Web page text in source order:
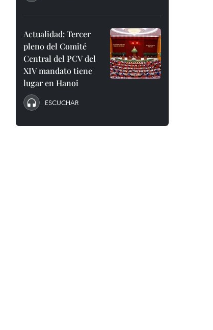
Actualidad: Tercer
pleno del Comité
Central del PCV del
XIV mandato tiene
lugar en Hanoi
ESCUCHAR